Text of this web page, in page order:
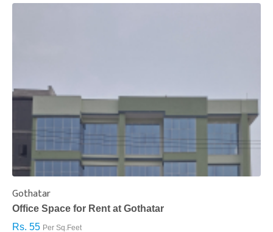
Gothatar
Office Space for Rent at Gothatar
Rs. 55 Per Sq.Feet